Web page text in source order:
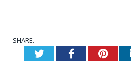
SHARE.
TwitterFacebook